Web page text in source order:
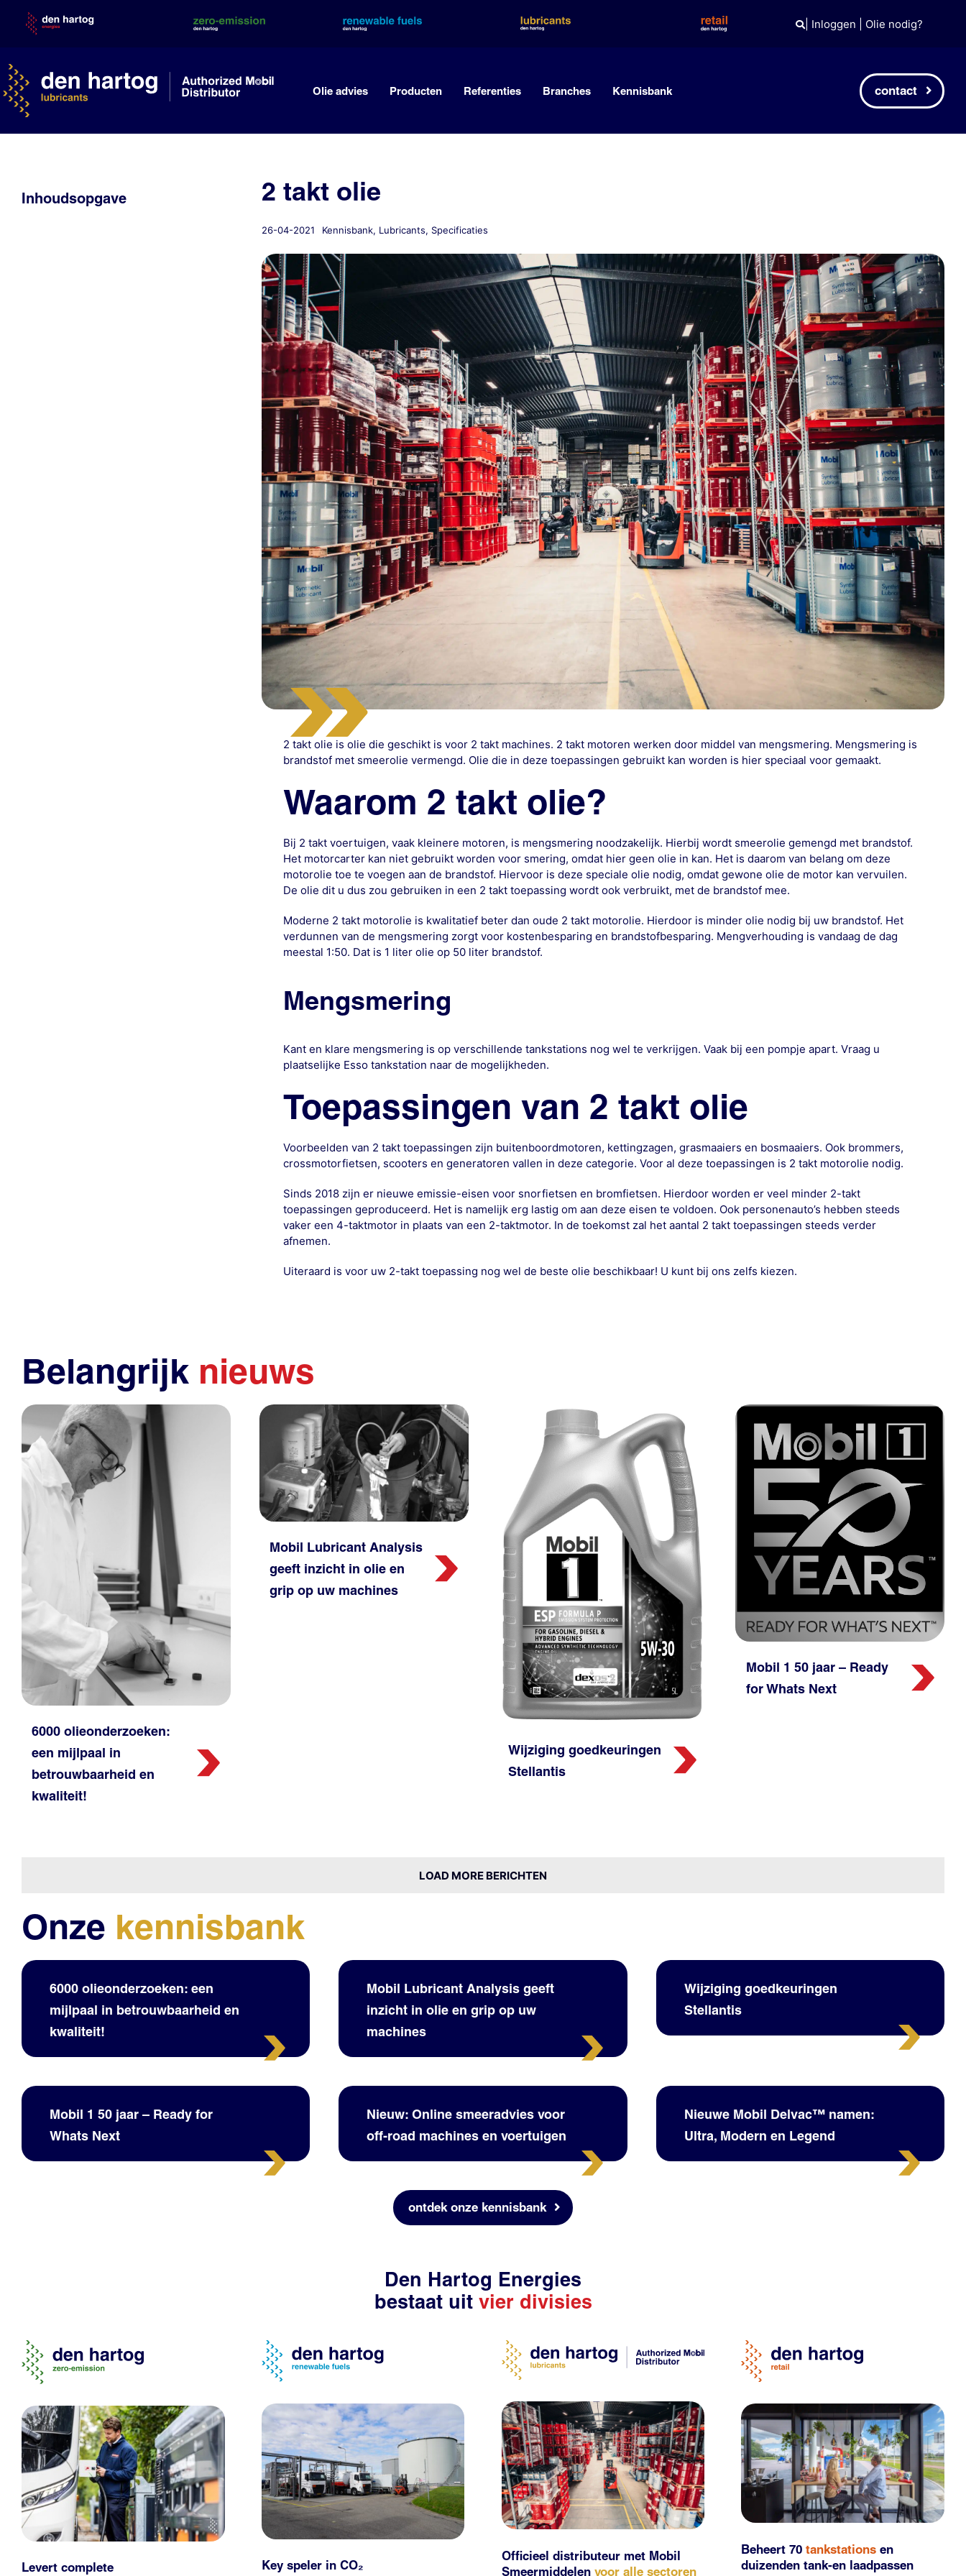
content
| Inloggen Olie nodig?
Olie advies Producten Referenties Branches Kennisbank contact
Inhoudsopgave 2 takt olie
26-04-2021 Kennisbank, Lubricants, Specificaties
2 takt olie is olie die geschikt is voor 2 takt machines. 2 takt motoren werken door middel van mengsmering. Mengsmering is
brandstof met smeerolie vermengd. Olie die in deze toepassingen gebruikt kan worden is hier speciaal voor gemaakt.
Waarom 2 takt olie?
Bij 2 takt voertuigen, vaak kleinere motoren, is mengsmering noodzakelijk. Hierbij wordt smeerolie gemengd met brandstof.
Het motorcarter kan niet gebruikt worden voor smering, omdat hier geen olie in kan. Het is daarom van belang om deze
motorolie toe te voegen aan de brandstof. Hiervoor is deze speciale olie nodig, omdat gewone olie de motor kan vervuilen.
De olie dit u dus zou gebruiken in een 2 takt toepassing wordt ook verbruikt, met de brandstof mee.
Moderne 2 takt motorolie is kwalitatief beter dan oude 2 takt motorolie. Hierdoor is minder olie nodig bij uw brandstof. Het
verdunnen van de mengsmering zorgt voor kostenbesparing en brandstofbesparing. Mengverhouding is vandaag de dag
meestal 1:50. Dat is 1 liter olie op 50 liter brandstof.
Mengsmering
Kant en klare mengsmering is op verschillende tankstations nog wel te verkrijgen. Vaak bij een pompje apart. Vraag u
plaatselijke Esso tankstation naar de mogelijkheden.
Toepassingen van 2 takt olie
Voorbeelden van 2 takt toepassingen zijn buitenboordmotoren, kettingzagen, grasmaaiers en bosmaaiers. Ook brommers,
crossmotorfietsen, scooters en generatoren vallen in deze categorie. Voor al deze toepassingen is 2 takt motorolie nodig.
Sinds 2018 zijn er nieuwe emissie-eisen voor snorfietsen en bromfietsen. Hierdoor worden er veel minder 2-takt
toepassingen geproduceerd. Het is namelijk erg lastig om aan deze eisen te voldoen. Ook personenauto’s hebben steeds
vaker een 4-taktmotor in plaats van een 2-taktmotor. In de toekomst zal het aantal 2 takt toepassingen steeds verder
afnemen.
Uiteraard is voor uw 2-takt toepassing nog wel de beste olie beschikbaar! U kunt bij ons zelfs kiezen.
Belangrijk nieuws
6000 olieonderzoeken:
een mijlpaal in
betrouwbaarheid en
kwaliteit!
Mobil Lubricant Analysis
geeft inzicht in olie en
grip op uw machines
Wijziging goedkeuringen
Stellantis
Mobil 1 50 jaar – Ready
for Whats Next
LOAD MORE BERICHTEN
Onze kennisbank
6000 olieonderzoeken: een
mijlpaal in betrouwbaarheid en
kwaliteit!
Mobil Lubricant Analysis geeft
inzicht in olie en grip op uw
machines
Wijziging goedkeuringen
Stellantis
Mobil 1 50 jaar – Ready for
Whats Next
Nieuw: Online smeeradvies voor
off-road machines en voertuigen
Nieuwe Mobil Delvac™ namen:
Ultra, Modern en Legend
ontdek onze kennisbank
Den Hartog Energies
bestaat uit vier divisies
Levert complete
Key speler in CO₂
Officieel distributeur met Mobil
Smeermiddelen voor alle sectoren
Beheert 70tankstationsen
duizendentank-en laadpassen